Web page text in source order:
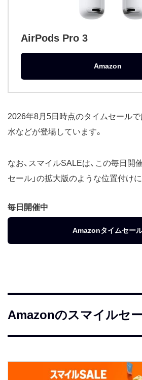
AirPods Pro 3
Amazon
2026年8月5日時点のタイムセールで
水などが登場しています。
なお、スマイルSALEは、この毎日開
セール」の拡大版のような位置付け
毎日開催中
Amazonタイムセー
Amazonのスマイルセ